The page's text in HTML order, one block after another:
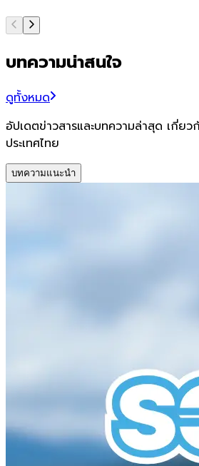
บทความน่าสนใจ
ดูทั้งหมด
อัปเดตข่าวสารและบทความล่าสุด เกี่ย
ประเทศไทย
บทความแนะนำ